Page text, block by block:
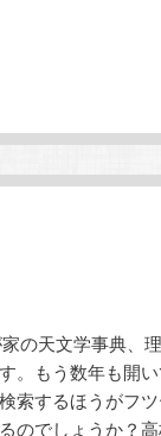
の天文学事典、
。もう数年も開
索するほうがフ
のでしょうか？